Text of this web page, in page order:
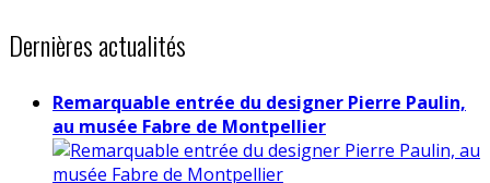
Dernières actualités
Remarquable entrée du designer Pierre Paulin,
au musée Fabre de Montpellier